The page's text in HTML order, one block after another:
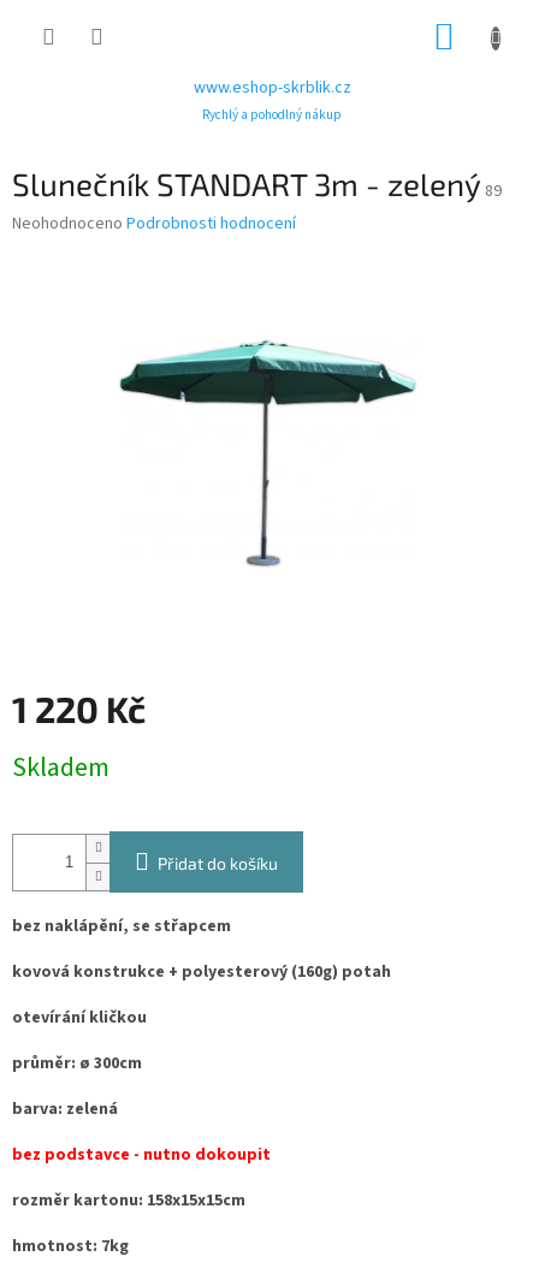
www.eshop-skrblik.cz
Rychlý a pohodlný nákup
Slunečník STANDART 3m - zelený 89
Průměrné
Neohodnoceno Podrobnosti hodnocení
1 220 Kč
cena:
Skladem
Přidat do košíku
bez naklápění, se střapcem
kovová konstrukce + polyesterový (160g) potah
otevírání kličkou
průměr: ø 300cm
barva: zelená
bez podstavce - nutno dokoupit
rozměr kartonu: 158x15x15cm
hmotnost: 7kg